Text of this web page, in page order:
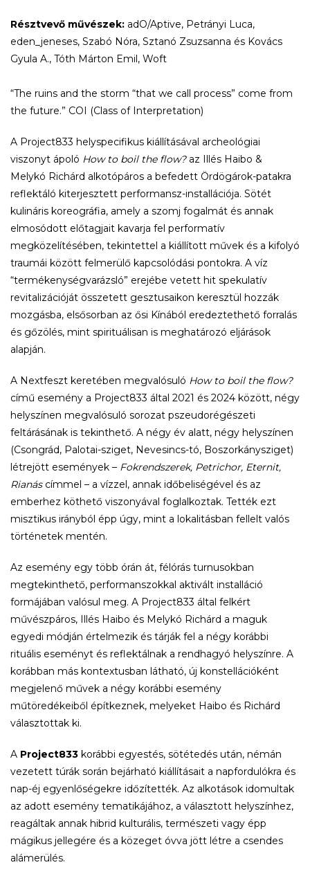
Résztvevő művészek: adO/Aptive, Petrányi Luca,
eden_jeneses, Szabó Nóra, Sztanó Zsuzsanna és Kovács
Gyula A., Tóth Márton Emil, Woft
“The ruins and the storm “that we call process” come from
the future.” COI (Class of Interpretation)
A Project833 helyspecifikus kiállításával archeológiai
viszonyt ápoló How to boil the flow?az Illés Haibo &
Melykó Richárd alkotópáros a befedett Ördögárok-patakra
reflektáló kiterjesztett performansz-installációja. Sötét
kulináris koreográfia, amely a szomj fogalmát és annak
elmosódott előtagjait kavarja fel performatív
megközelítésében, tekintettel a kiállított művek és a kifolyó
traumái között felmerülő kapcsolódási pontokra. A víz
“termékenységvarázsló” erejébe vetett hit spekulatív
revitalizációját összetett gesztusaikon keresztül hozzák
mozgásba, elsősorban az ősi Kínából eredeztethető forralás
és gőzölés, mint spirituálisan is meghatározó eljárások
alapján.
A Nextfeszt keretében megvalósuló How to boil the flow?
című esemény a Project833 által 2021 és 2024 között, négy
helyszínen megvalósuló sorozat pszeudorégészeti
feltárásának is tekinthető. A négy év alatt, négy helyszínen
(Csongrád, Palotai-sziget, Nevesincs-tó, Boszorkánysziget)
létrejött események – Fokrendszerek, Petrichor, Eternit,
Rianáscímmel – a vízzel, annak időbeliségével és az
emberhez köthető viszonyával foglalkoztak. Tették ezt
misztikus irányból épp úgy, mint a lokalitásban fellelt valós
történetek mentén.
Az esemény egy több órán át, félórás turnusokban
megtekinthető, performanszokkal aktivált installáció
formájában valósul meg. A Project833 által felkért
művészpáros, Illés Haibo és Melykó Richárd a maguk
egyedi módján értelmezik és tárják fel a négy korábbi
rituális eseményt és reflektálnak a rendhagyó helyszínre. A
korábban más kontextusban látható, új konstellációként
megjelenő művek a négy korábbi esemény
műtöredékeiből építkeznek, melyeket Haibo és Richárd
választottak ki.
A Project833 korábbi egyestés, sötétedés után, némán
vezetett túrák során bejárható kiállításait a napfordulókra és
nap-éj egyenlőségekre időzítették. Az alkotások idomultak
az adott esemény tematikájához, a választott helyszínhez,
reagáltak annak hibrid kulturális, természeti vagy épp
mágikus jellegére és a közeget óvva jött létre a csendes
alámerülés.